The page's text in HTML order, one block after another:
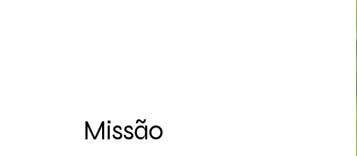
Missão